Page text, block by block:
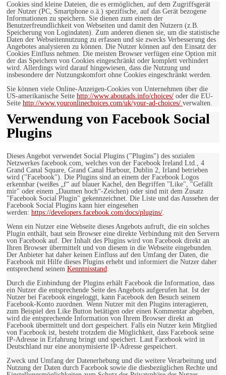
Cookies sind kleine Dateien, die es ermöglichen, auf dem Zugriffsgerät
der Nutzer (PC, Smartphone o.ä.) spezifische, auf das Gerät bezogene
Informationen zu speichern. Sie dienen zum einem der
Benutzerfreundlichkeit von Webseiten und damit den Nutzern (z.B.
Speicherung von Logindaten). Zum anderen dienen sie, um die statistische
Daten der Webseitennutzung zu erfassen und sie zwecks Verbesserung des
Angebotes analysieren zu können. Die Nutzer können auf den Einsatz der
Cookies Einfluss nehmen. Die meisten Browser verfügen eine Option mit
der das Speichern von Cookies eingeschränkt oder komplett verhindert
wird. Allerdings wird darauf hingewiesen, dass die Nutzung und
insbesondere der Nutzungskomfort ohne Cookies eingeschränkt werden.
Sie können viele Online-Anzeigen-Cookies von Unternehmen über die
US-amerikanische Seite http://www.aboutads.info/choices/ oder die EU-
Seite http://www.youronlinechoices.com/uk/your-ad-choices/ verwalten.
Verwendung von Facebook Social
Plugins
Dieses Angebot verwendet Social Plugins ("Plugins") des sozialen
Netzwerkes facebook.com, welches von der Facebook Ireland Ltd., 4
Grand Canal Square, Grand Canal Harbour, Dublin 2, Irland betrieben
wird ("Facebook"). Die Plugins sind an einem der Facebook Logos
erkennbar (weißes „f“ auf blauer Kachel, den Begriffen "Like", "Gefällt
mir" oder einem „Daumen hoch“-Zeichen) oder sind mit dem Zusatz
"Facebook Social Plugin" gekennzeichnet. Die Liste und das Aussehen der
Facebook Social Plugins kann hier eingesehen
werden: https://developers.facebook.com/docs/plugins/.
Wenn ein Nutzer eine Webseite dieses Angebots aufruft, die ein solches
Plugin enthält, baut sein Browser eine direkte Verbindung mit den Servern
von Facebook auf. Der Inhalt des Plugins wird von Facebook direkt an
Ihren Browser übermittelt und von diesem in die Webseite eingebunden.
Der Anbieter hat daher keinen Einfluss auf den Umfang der Daten, die
Facebook mit Hilfe dieses Plugins erhebt und informiert die Nutzer daher
entsprechend seinem Kenntnisstand:
Durch die Einbindung der Plugins erhält Facebook die Information, dass
ein Nutzer die entsprechende Seite des Angebots aufgerufen hat. Ist der
Nutzer bei Facebook eingeloggt, kann Facebook den Besuch seinem
Facebook-Konto zuordnen. Wenn Nutzer mit den Plugins interagieren,
zum Beispiel den Like Button betätigen oder einen Kommentar abgeben,
wird die entsprechende Information von Ihrem Browser direkt an
Facebook übermittelt und dort gespeichert. Falls ein Nutzer kein Mitglied
von Facebook ist, besteht trotzdem die Möglichkeit, dass Facebook seine
IP-Adresse in Erfahrung bringt und speichert. Laut Facebook wird in
Deutschland nur eine anonymisierte IP-Adresse gespeichert.
Zweck und Umfang der Datenerhebung und die weitere Verarbeitung und
Nutzung der Daten durch Facebook sowie die diesbezüglichen Rechte und